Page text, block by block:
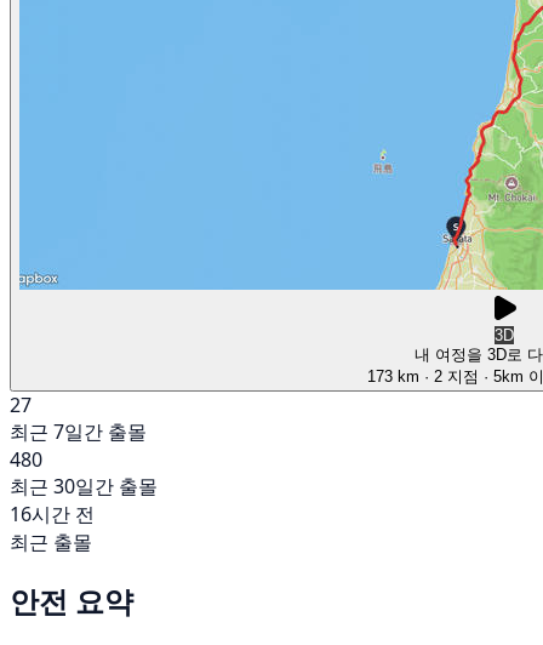
3D
내 여정을 3D로
173 km · 2 지점 · 5km
27
최근 7일간 출몰
480
최근 30일간 출몰
16시간 전
최근 출몰
안전 요약